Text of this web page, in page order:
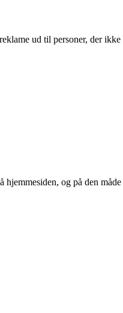
ud til personer, der
og på den